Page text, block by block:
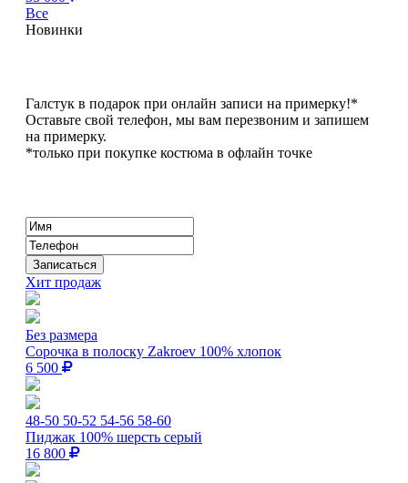
Все
Новинки
Галстук в подарок при онлайн записи на примерку!*
Оставьте свой телефон, мы вам перезвоним и запишем
на примерку.
*только при покупке костюма в офлайн точке
Хит продаж
Без размера
Сорочка в полоску Zakroev 100% хлопок
6 500
48-50 50-52 54-56 58-60
Пиджак 100% шерсть серый
16 800